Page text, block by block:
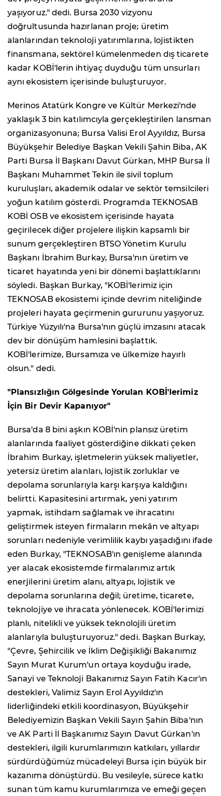
yaşıyoruz." dedi. Bursa 2030 vizyonu
doğrultusunda hazırlanan proje; üretim
alanlarından teknoloji yatırımlarına, lojistikten
finansmana, sektörel kümelenmeden dış ticarete
kadar KOBİ'lerin ihtiyaç duyduğu tüm unsurları
aynı ekosistem içerisinde buluşturuyor.
Merinos Atatürk Kongre ve Kültür Merkezi'nde
yaklaşık 3 bin katılımcıyla gerçekleştirilen lansman
organizasyonuna; Bursa Valisi Erol Ayyıldız, Bursa
Büyükşehir Belediye Başkan Vekili Şahin Biba, AK
Parti Bursa İl Başkanı Davut Gürkan, MHP Bursa İl
Başkanı Muhammet Tekin ile sivil toplum
kuruluşları, akademik odalar ve sektör temsilcileri
yoğun katılım gösterdi. Programda TEKNOSAB
KOBİ OSB ve ekosistem içerisinde hayata
geçirilecek diğer projelere ilişkin kapsamlı bir
sunum gerçekleştiren BTSO Yönetim Kurulu
Başkanı İbrahim Burkay, Bursa'nın üretim ve
ticaret hayatında yeni bir dönemi başlattıklarını
söyledi. Başkan Burkay, "KOBİ'lerimiz için
TEKNOSAB ekosistemi içinde devrim niteliğinde
projeleri hayata geçirmenin gururunu yaşıyoruz.
Türkiye Yüzyılı'na Bursa'nın güçlü imzasını atacak
dev bir dönüşüm hamlesini başlattık.
KOBİ'lerimize, Bursamıza ve ülkemize hayırlı
olsun." dedi.
"Plansızlığın Gölgesinde Yorulan KOBİ'lerimiz
İçin Bir Devir Kapanıyor"
Bursa'da 8 bini aşkın KOBİ'nin plansız üretim
alanlarında faaliyet gösterdiğine dikkati çeken
İbrahim Burkay, işletmelerin yüksek maliyetler,
yetersiz üretim alanları, lojistik zorluklar ve
depolama sorunlarıyla karşı karşıya kaldığını
belirtti. Kapasitesini artırmak, yeni yatırım
yapmak, istihdam sağlamak ve ihracatını
geliştirmek isteyen firmaların mekân ve altyapı
sorunları nedeniyle verimlilik kaybı yaşadığını ifade
eden Burkay, "TEKNOSAB'ın genişleme alanında
yer alacak ekosistemde firmalarımız artık
enerjilerini üretim alanı, altyapı, lojistik ve
depolama sorunlarına değil; üretime, ticarete,
teknolojiye ve ihracata yönlenecek. KOBİ'lerimizi
planlı, nitelikli ve yüksek teknolojili üretim
alanlarıyla buluşturuyoruz." dedi. Başkan Burkay,
"Çevre, Şehircilik ve İklim Değişikliği Bakanımız
Sayın Murat Kurum'un ortaya koyduğu irade,
Sanayi ve Teknoloji Bakanımız Sayın Fatih Kacır'ın
destekleri, Valimiz Sayın Erol Ayyıldız'ın
liderliğindeki etkili koordinasyon, Büyükşehir
Belediyemizin Başkan Vekili Sayın Şahin Biba'nın
ve AK Parti İl Başkanımız Sayın Davut Gürkan'ın
destekleri, ilgili kurumlarımızın katkıları, yıllardır
sürdürdüğümüz mücadeleyi Bursa için büyük bir
kazanıma dönüştürdü. Bu vesileyle, sürece katkı
sunan tüm kamu kurumlarımıza ve emeği geçen